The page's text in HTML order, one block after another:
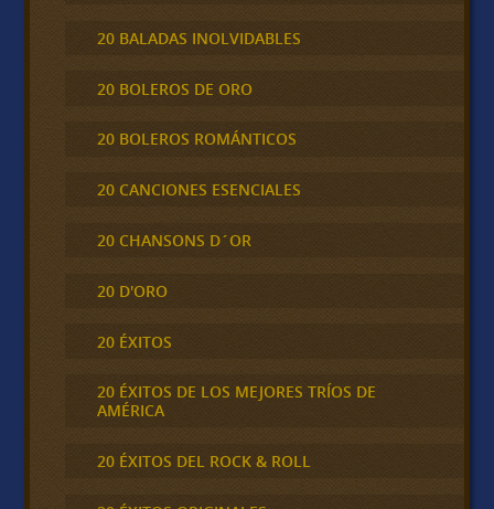
20 BALADAS INOLVIDABLES
20 BOLEROS DE ORO
20 BOLEROS ROMÁNTICOS
20 CANCIONES ESENCIALES
20 CHANSONS D´OR
20 D'ORO
20 ÉXITOS
20 ÉXITOS DE LOS MEJORES TRÍOS DE
AMÉRICA
20 ÉXITOS DEL ROCK & ROLL